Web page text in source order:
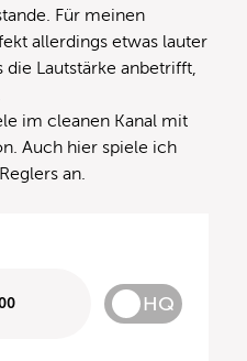
Für meinen
allerdings etwas lauter
die Lautstärke anbetrifft,
im cleanen Kanal mit
Auch hier spiele ich
an.
HQ